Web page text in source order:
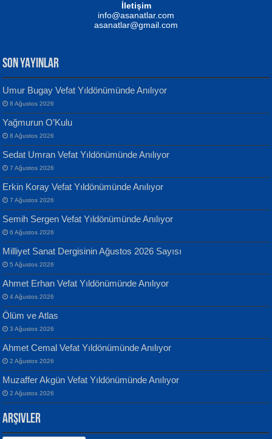
MUSTAFA KELOĞLU
Yarına İz Bırakmak...
ATİLLA ÖZEN
Sultan Olmadan Önce Eyüp...
EKREM KARABABA
Yılmaz Ekinci
Geceye Söylenen...
Banu Sancak
Defterimden İçeri...
İsmail Aydos
İnkisar...
İletişim
info@asanatlar.com
asanatlar@gmail.com
SON YAYINLAR
Umur Bugay Vefat Yıldönümünde Anılıyor
8 Ağustos 2026
Yağmurun O’Kulu
8 Ağustos 2026
Sedat Umran Vefat Yıldönümünde Anılıyor
7 Ağustos 2026
Erkin Koray Vefat Yıldönümünde Anılıyor
7 Ağustos 2026
Semih Sergen Vefat Yıldönümünde Anılıyor
6 Ağustos 2026
Milliyet Sanat Dergisinin Ağustos 2026 Sayısı
5 Ağustos 2026
Ahmet Erhan Vefat Yıldönümünde Anılıyor
4 Ağustos 2026
Ölüm ve Atlas
3 Ağustos 2026
Ahmet Cemal Vefat Yıldönümünde Anılıyor
2 Ağustos 2026
Muzaffer Akgün Vefat Yıldönümünde Anılıyor
2 Ağustos 2026
Arşivler